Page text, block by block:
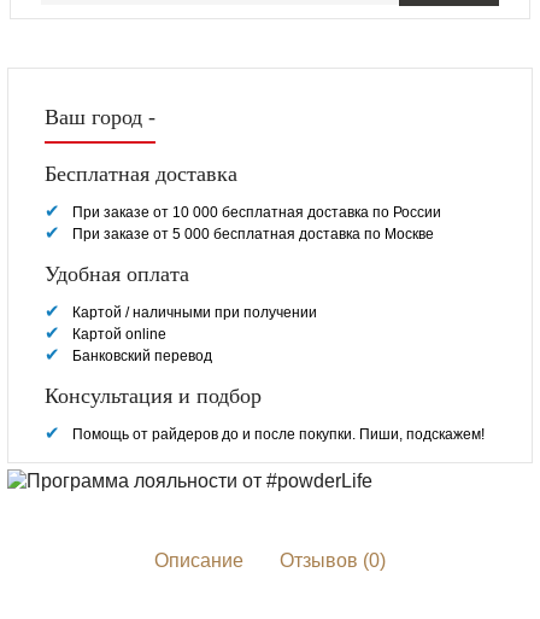
Ваш город -
Бесплатная доставка
При заказе от 10 000 бесплатная доставка по России
При заказе от 5 000 бесплатная доставка по Москве
Удобная оплата
Картой / наличными при получении
Картой online
Банковский перевод
Консультация и подбор
Помощь от райдеров до и после покупки. Пиши, подскажем!
Описание Отзывов (0)